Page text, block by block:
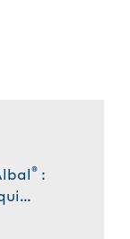
® :